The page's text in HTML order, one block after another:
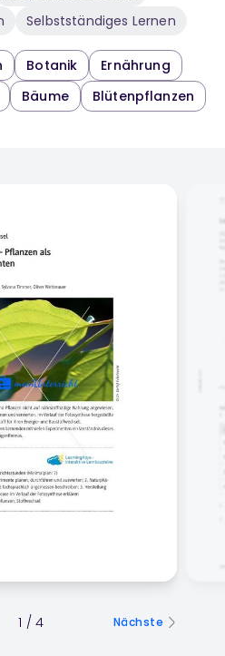
Selbstständiges Lernen
Botanik
Ernährung
Bäume Blütenpflanzen
1 /4 Nächste